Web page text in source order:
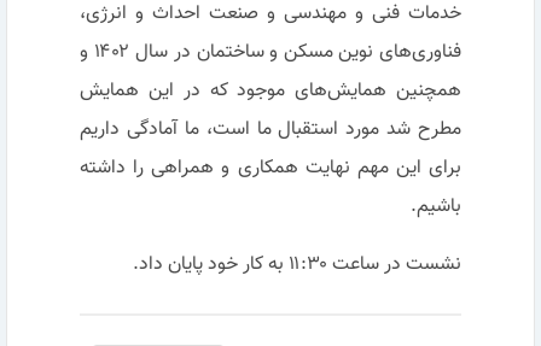
خدمات فنی و مهندسی و صنعت احداث و انرژی،
فناوری‌های نوین مسکن و ساختمان در سال ۱۴۰۲ و
همچنین همایش‌های موجود که در این همایش
مطرح شد مورد استقبال ما است، ما آمادگی داریم
برای این مهم نهایت همکاری و همراهی را داشته
باشیم.
نشست در ساعت ۱۱:۳۰ به کار خود پایان داد.